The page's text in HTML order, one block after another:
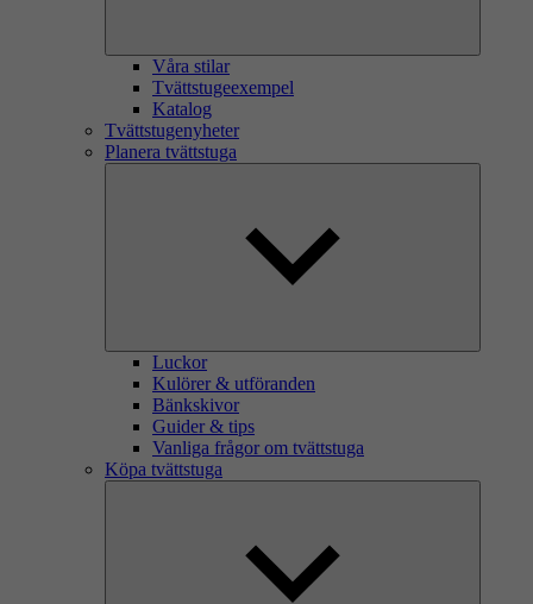
Våra stilar
Tvättstugeexempel
Katalog
Tvättstugenyheter
Planera tvättstuga
Luckor
Kulörer & utföranden
Bänkskivor
Guider & tips
Vanliga frågor om tvättstuga
Köpa tvättstuga